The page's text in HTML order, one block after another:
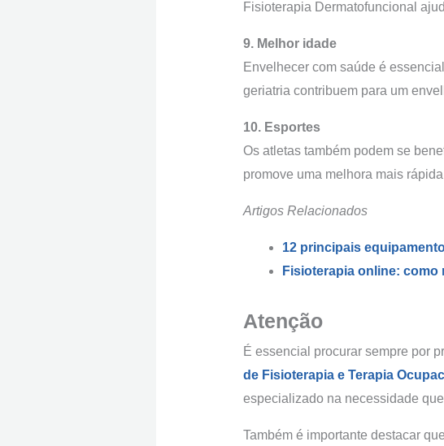
Fisioterapia Dermatofuncional
9. Melhor idade
Envelhecer com saúde é
geriatria contribuem para um
10. Esportes
Os atletas também podem se
promove uma melhora mais
Artigos Relacionados
12 principais
Fisioterapia online: como
Atenção
É essencial procurar sempre por
de Fisioterapia e Terapia
especializado na necessidade
Também é importante destacar